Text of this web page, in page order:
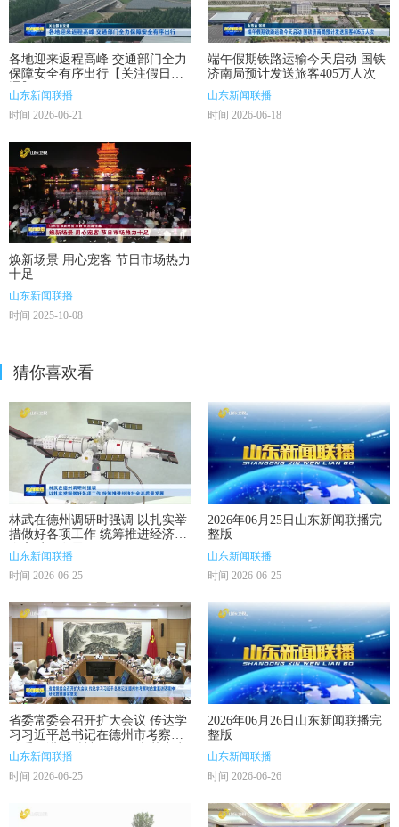
各地迎来返程高峰 交通部门全力
保障安全有序出行【关注假日交
通】
山东新闻联播
时间 2026-06-21
端午假期铁路运输今天启动 国铁
济南局预计发送旅客405万人次
山东新闻联播
时间 2026-06-18
焕新场景 用心宠客 节日市场热力
十足
山东新闻联播
时间 2025-10-08
猜你喜欢看
林武在德州调研时强调 以扎实举
措做好各项工作 统筹推进经济社
会高质量发展
山东新闻联播
时间 2026-06-25
2026年06月25日山东新闻联播完
整版
山东新闻联播
时间 2026-06-25
省委常委会召开扩大会议 传达学
习习近平总书记在德州市考察时
的重要讲话精神 研究贯彻落实意
见
山东新闻联播
时间 2026-06-25
2026年06月26日山东新闻联播完
整版
山东新闻联播
时间 2026-06-26